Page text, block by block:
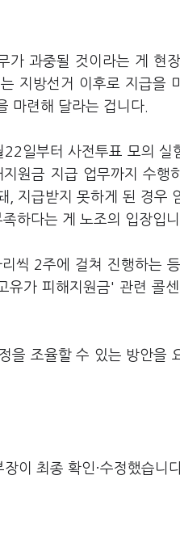
가 과중될 것이라는 게 현
지방선거 이후로 지급을
마련해 달라는 겁니다.
일부터 사전투표 모의 실
원금 지급 업무까지 수행
지급받지 못하게 된 경우
하다는 게 노조의 입장입니
씩 2주에 걸쳐 진행하는
가 피해지원금' 관련 콜
을 조율할 수 있는 방안을
이 최종 확인·수정했습니